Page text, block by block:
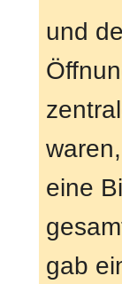
und
eine
gab